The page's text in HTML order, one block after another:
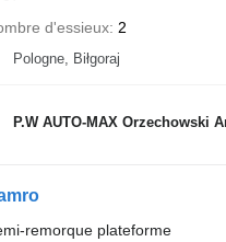
d'essieux 2
Pologne, Biłgoraj
P.W AUTO-MAX Orzechowski
remorque plateforme